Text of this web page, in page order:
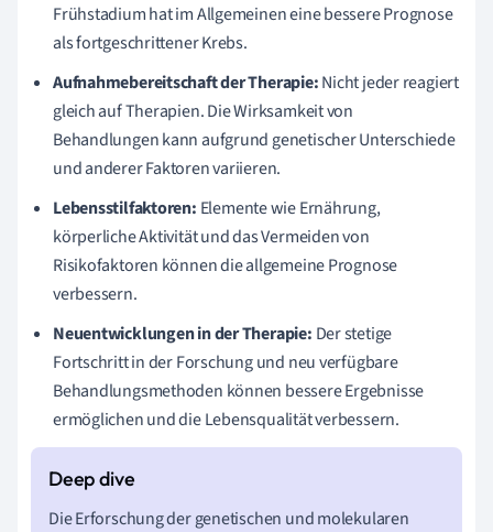
Frühstadium hat im Allgemeinen eine bessere Prognose
als fortgeschrittener Krebs.
Aufnahmebereitschaft der Therapie:Nicht jeder reagiert
gleich auf Therapien. Die Wirksamkeit von
Behandlungen kann aufgrund genetischer Unterschiede
und anderer Faktoren variieren.
Lebensstilfaktoren: Elemente wie Ernährung,
körperliche Aktivität und das Vermeiden von
Risikofaktoren können die allgemeine Prognose
verbessern.
Neuentwicklungen in der Therapie: Der stetige
Fortschritt in der Forschung und neu verfügbare
Behandlungsmethoden können bessere Ergebnisse
ermöglichen und die Lebensqualität verbessern.
Die Erforschung der genetischen und molekularen